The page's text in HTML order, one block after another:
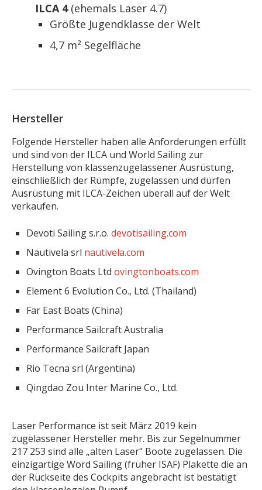
ILCA 4(ehemals Laser 4.7)
Größte Jugendklasse der Welt
4,7 m² Segelfläche
Hersteller
Folgende Hersteller haben alle Anforderungen erfüllt
und sind von der ILCA und World Sailing zur
Herstellung von klassenzugelassener Ausrüstung,
einschließlich der Rümpfe, zugelassen und dürfen
Ausrüstung mit ILCA-Zeichen überall auf der Welt
verkaufen.
Devoti Sailing s.r.o. devotisailing.com
Nautivela srl nautivela.com
Ovington Boats Ltd ovingtonboats.com
Element 6 Evolution Co., Ltd. (Thailand)
Far East Boats (China)
Performance Sailcraft Australia
Performance Sailcraft Japan
Rio Tecna srl (Argentina)
Qingdao Zou Inter Marine Co., Ltd.
Laser Performance ist seit März 2019 kein
zugelassener Hersteller mehr. Bis zur Segelnummer
217 253 sind alle „alten Laser“ Boote zugelassen. Die
einzigartige Word Sailing (früher ISAF) Plakette die an
der Rückseite des Cockpits angebracht ist bestätigt